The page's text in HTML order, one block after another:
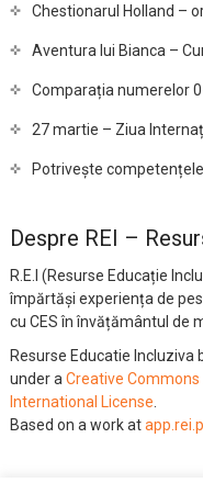
Chestionarul Holland –
Aventura lui Bianca –
Comparația numerelor
27 martie – Ziua
Potrivește
Despre REI –
R.E.I (Resurse Educație
împărtăși experiența de
cu CES în învățământul de
Resurse Educatie Incluziva
under a Creative
International License
Based on a work at